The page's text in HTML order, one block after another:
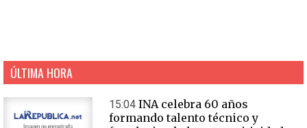
ÚLTIMA HORA
15:04 INA celebra 60 años
formando talento técnico y